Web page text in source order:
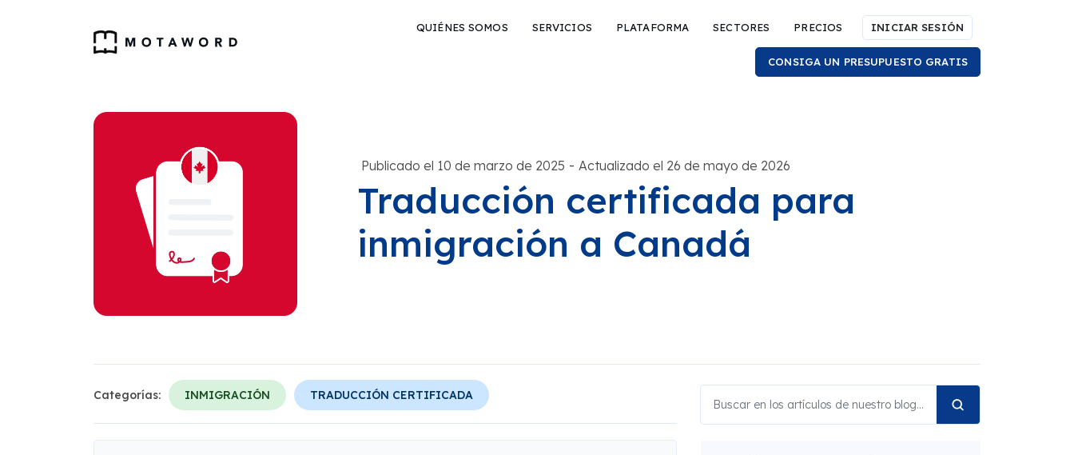
QUIÉNES SOMOS SERVICIOS PLATAFORMA SECTORES PRECIOS INICIAR SESIÓN
CONSIGA UN PRESUPUESTO GRATIS
Publicado el 10 de marzo de 2025 - Actualizado el 26 de mayo de 2026
Traducción certificada para
inmigración a Canadá
Categorías: INMIGRACIÓN TRADUCCIÓN CERTIFICADA